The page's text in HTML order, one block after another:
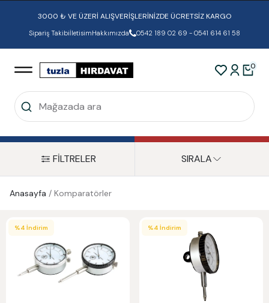
3000 ₺ VE ÜZERİ ALIŞVERİŞLERİNİZDE ÜCRETSİZ KARGO
Sipariş TakibiİletisimHakkımızda 0542 189 02 69 - 0541 614 61 58
0
FİLTRELER SIRALA
Anasayfa / Komparatörler
%4 İndirim %4 İndirim